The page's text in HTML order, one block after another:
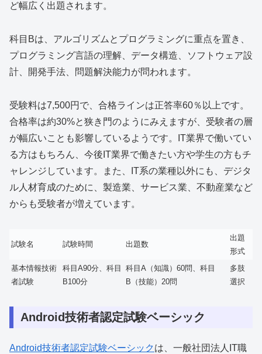
ど幅広く出題されます。
科目Bは、アルゴリズムとプログラミングに重点を置き、
プログラミング言語の理解、データ構造、ソフトウェア設
計、開発手法、問題解決能力が問われます。
受験料は7,500円で、合格ラインは正答率60％以上です。
合格率は約30%と狭き門のようにみえますが、受験者の層
が幅広いことも影響しているようです。IT業界で働いてい
る方はもちろん、今後IT業界で働きたい方や学生の方もチ
ャレンジしています。また、IT系の業種以外にも、デジタ
ル人材育成のために、製造業、サービス業、不動産業など
からも受験者が増えています。
試験名 試験時間 出題数
出題
形式
基本情報技術
者試験
科目A90分、科目
B100分
科目A（知識）60問、科目
B（技能）20問
多肢
選択
Android技術者認定試験ベーシック
Android技術者認定試験ベーシック は、一般社団法人IT職